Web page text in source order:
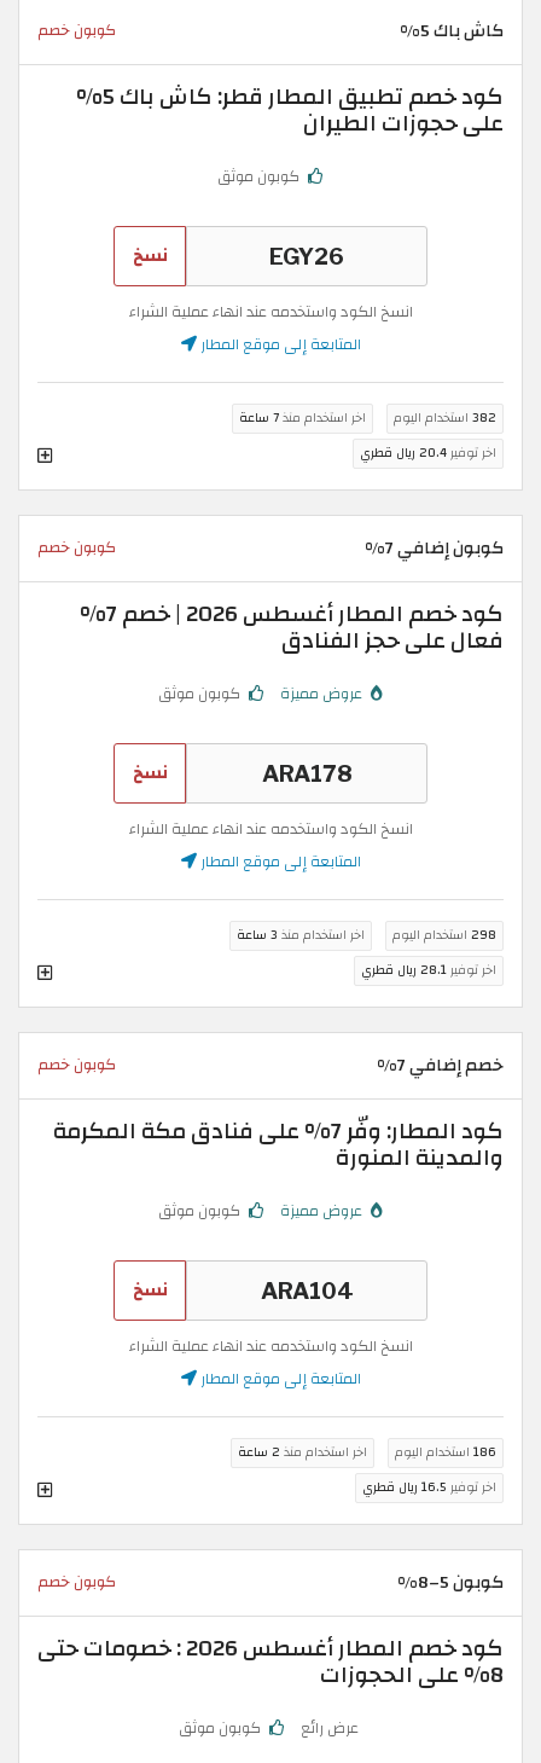
كاش باك 5% كوبون خصم
كود خصم تطبيق المطار قطر: كاش باك 5%
على حجوزات الطيران
كوبون موثق
نسخ
انسخ الكود واستخدمه عند انهاء عملية الشراء
المتابعة إلى موقع المطار
382 استخدام اليوم اخر استخدام منذ7 ساعة
اخر توفير20.4 ريال قطري
كوبون إضافي 7% كوبون خصم
كود خصم المطار أغسطس 2026 | خصم 7%
فعال على حجز الفنادق
عروض مميزة كوبون موثق
نسخ
انسخ الكود واستخدمه عند انهاء عملية الشراء
المتابعة إلى موقع المطار
298 استخدام اليوم اخر استخدام منذ 3 ساعة
اخر توفير28.1 ريال قطري
خصم إضافي 7% كوبون خصم
كود المطار: وفّر 7% على فنادق مكة المكرمة
والمدينة المنورة
عروض مميزة كوبون موثق
نسخ
انسخ الكود واستخدمه عند انهاء عملية الشراء
المتابعة إلى موقع المطار
186 استخدام اليوم اخر استخدام منذ 2 ساعة
اخر توفير 16.5 ريال قطري
كوبون 5–8% كوبون خصم
كود خصم المطار أغسطس 2026 : خصومات حتى
8% على الحجوزات
عرض رائع كوبون موثق